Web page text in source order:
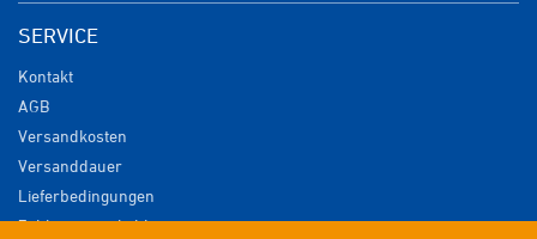
SERVICE
Kontakt
AGB
Versandkosten
Versanddauer
Lieferbedingungen
Zahlungsmöglichkeiten